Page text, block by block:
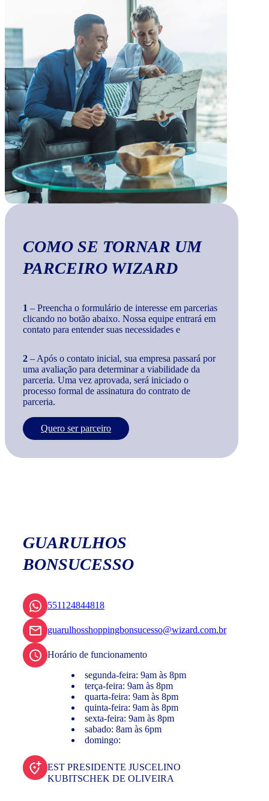
COMO SE TORNAR UM
PARCEIRO WIZARD
1 – Preencha o formulário de interesse em parcerias
clicando no botão abaixo. Nossa equipe entrará em
contato para entender suas necessidades e
2 – Após o contato inicial, sua empresa passará por
uma avaliação para determinar a viabilidade da
parceria. Uma vez aprovada, será iniciado o
processo formal de assinatura do contrato de
parceria.
Quero ser parceiro
GUARULHOS
BONSUCESSO
551124844818
guarulhosshoppingbonsucesso@wizard.com.br
Horário de funcionamento
segunda-feira: 9am às 8pm
terça-feira: 9am às 8pm
quarta-feira: 9am às 8pm
quinta-feira: 9am às 8pm
sexta-feira: 9am às 8pm
sabado: 8am às 6pm
domingo:
EST PRESIDENTE JUSCELINO
KUBITSCHEK DE OLIVEIRA